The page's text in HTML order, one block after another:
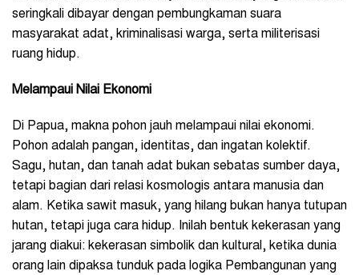
seringkali dibayar dengan pembungkaman suara
masyarakat adat, kriminalisasi warga, serta militerisasi
ruang hidup.
Melampaui Nilai Ekonomi
Di Papua, makna pohon jauh melampaui nilai ekonomi.
Pohon adalah pangan, identitas, dan ingatan kolektif.
Sagu, hutan, dan tanah adat bukan sebatas sumber daya,
tetapi bagian dari relasi kosmologis antara manusia dan
alam. Ketika sawit masuk, yang hilang bukan hanya tutupan
hutan, tetapi juga cara hidup. Inilah bentuk kekerasan yang
jarang diakui: kekerasan simbolik dan kultural, ketika dunia
orang lain dipaksa tunduk pada logika Pembangunan yang